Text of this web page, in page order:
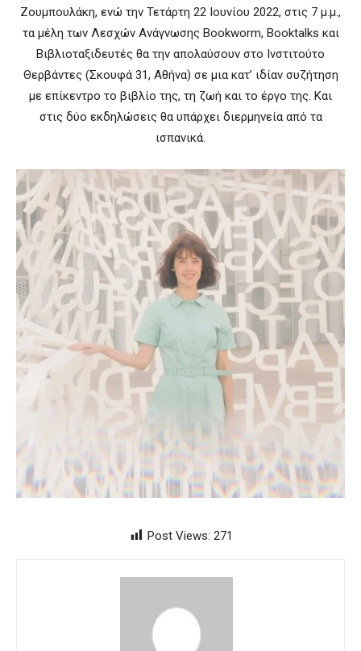
Ζουμπουλάκη, ενώ την Τετάρτη 22 Ιουνίου 2022, στις 7 μ.μ.,
τα μέλη των Λεσχών Ανάγνωσης Bookwοrm, Booktalks και
Βιβλιοταξιδευτές θα την απολαύσουν στο Ινστιτούτο
Θερβάντες (Σκουφά 31, Αθήνα) σε μια κατ’ ιδίαν συζήτηση
με επίκεντρο το βιβλίο της, τη ζωή και το έργο της. Και
στις δύο εκδηλώσεις θα υπάρχει διερμηνεία από τα
ισπανικά.
Post Views: 271